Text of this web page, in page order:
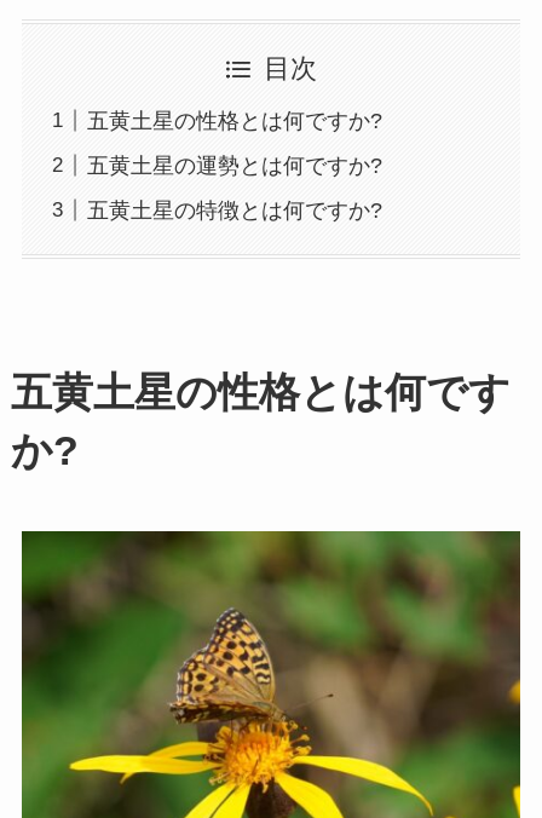
目次
五黄土星の性格とは何ですか?
五黄土星の運勢とは何ですか?
五黄土星の特徴とは何ですか?
五黄土星の性格とは何です
か?